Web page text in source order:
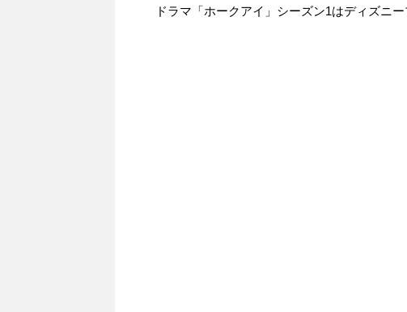
ドラマ「ホークアイ」シーズン1はディズニー